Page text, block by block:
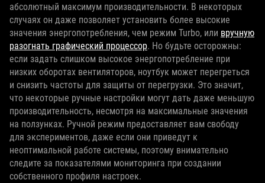
абсолютный максимум производительности. В некоторых
случаях он даже позволяет установить более высокие
значения энергопотребления, чем режим Turbo, или вручную
разогнать графический процессор. Но будьте осторожны:
если задать слишком высокое энергопотребление при
низких оборотах вентиляторов, ноутбук может перегреться
и снизить частоты для защиты от перегрузки. Это значит,
что некоторые ручные настройки могут дать даже меньшую
производительность, несмотря на максимальные значения
на ползунках. Ручной режим предоставляет вам свободу
для экспериментов, даже если они приведут к
неоптимальной работе системы, поэтому внимательно
следите за показателями мониторинга при создании
собственного профиля настроек.